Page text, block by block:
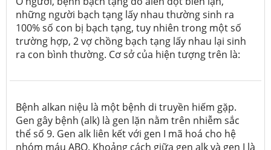
những người bạch tạng lấy nhau thường sinh ra
100% số con bị bạch tạng, tuy nhiên trong một số
trường hợp, 2 vợ chồng bạch tạng lấy nhau lại sinh
ra con bình thường. Cơ sở của hiện tượng trên là:
Bệnh alkan niệu là một bệnh di truyền hiếm gặp.
Gen gây bệnh (alk) là gen lặn nằm trên nhiễm sắc
thể số 9. Gen alk liên kết với gen I mã hoá cho hệ
nhóm máu ABO. Khoảng cách giữa gen alk và gen I là